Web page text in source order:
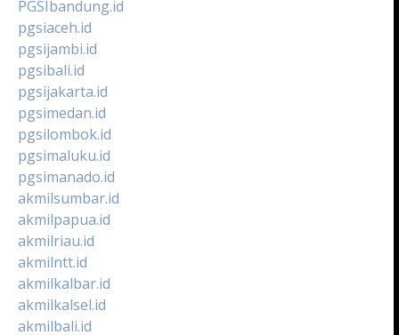
PGSIbandung.id
pgsiaceh.id
pgsijambi.id
pgsibali.id
pgsijakarta.id
pgsimedan.id
pgsilombok.id
pgsimaluku.id
pgsimanado.id
akmilsumbar.id
akmilpapua.id
akmilriau.id
akmilntt.id
akmilkalbar.id
akmilkalsel.id
akmilbali.id